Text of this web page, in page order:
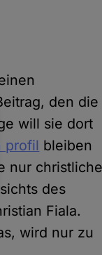
den die
will sie dort
profil bleiben
nur christliche
des
Fiala.
wird nur zu